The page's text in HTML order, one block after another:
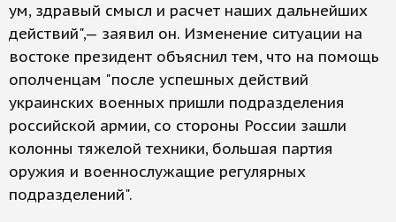
ум, здравый смысл и расчет наших дальнейших
действий",— заявил он. Изменение ситуации на
востоке президент объяснил тем, что на помощь
ополченцам "после успешных действий
украинских военных пришли подразделения
российской армии, со стороны России зашли
колонны тяжелой техники, большая партия
оружия и военнослужащие регулярных
подразделений".